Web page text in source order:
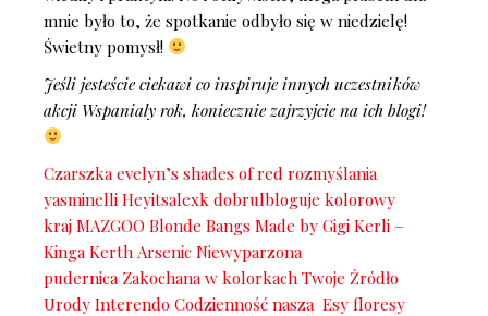
mnie było to, że spotkanie odbyło się w niedzielę!
Świetny pomysł!
Jeśli jesteście ciekawi co inspiruje innych uczestników
akcji Wspanialy rok, koniecznie zajrzyjcie na ich blogi!
Czarszka evelyn’s shades of red rozmyślania
yasminelli Heyitsalexk dobrulbloguje kolorowy
kraj MAZGOO Blonde Bangs Made by Gigi Kerli –
Kinga Kerth Arsenic Niewyparzona
pudernica Zakochana w kolorkach Twoje Źródło
Urody Interendo Codzienność nasza Esy floresy